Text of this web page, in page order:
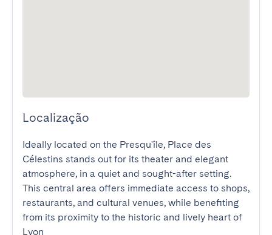
Localização
Ideally located on the Presqu'île, Place des
Célestins stands out for its theater and elegant
atmosphere, in a quiet and sought-after setting.
This central area offers immediate access to shops,
restaurants, and cultural venues, while benefiting
from its proximity to the historic and lively heart of
Lyon